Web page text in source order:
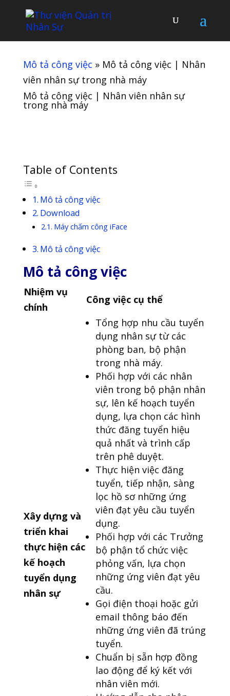
Mô tả công việc » Mô tả công việc | Nhân
viên nhân sự trong nhà máy
Mô tả công việc | Nhân viên nhân sự
trong nhà máy
Table of Contents
Mô tả công việc
Download
Máy chấm công iFace
Mô tả công việc
Mô tả công việc
Nhiệm vụ
chính
Công việc cụ thể
Xây dựng và
triển khai
thực hiện các
kế hoạch
tuyển dụng
nhân sự
Tổng hợp nhu cầu tuyển
dụng nhân sự từ các
phòng ban, bộ phận
trong nhà máy.
Phối hợp với các nhân
viên trong bộ phận nhân
sự, lên kế hoạch tuyển
dụng, lựa chọn các hình
thức đăng tuyển hiệu
quả nhất và trình cấp
trên phê duyệt.
Thực hiện việc đăng
tuyển, tiếp nhận, sàng
lọc hồ sơ những ứng
viên đạt yêu cầu tuyển
dụng.
Phối hợp với các Trưởng
bộ phận tổ chức việc
phỏng vấn, lựa chọn
những ứng viên đạt yêu
cầu.
Gọi điện thoại hoặc gửi
email thông báo đến
những ứng viên đã trúng
tuyển.
Chuẩn bị sẵn hợp đồng
lao động để ký kết với
nhân viên mới.